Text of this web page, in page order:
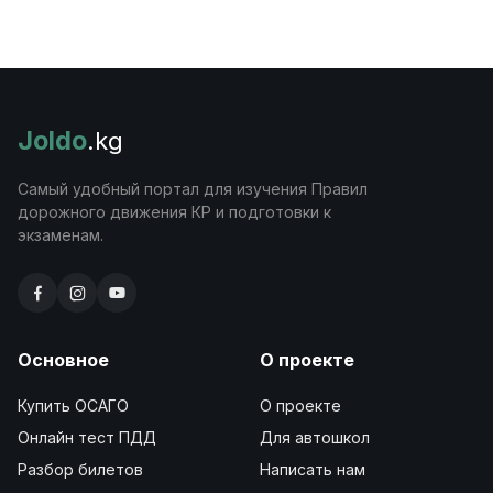
Joldo.kg
Самый удобный портал для изучения Правил
дорожного движения КР и подготовки к
экзаменам.
Основное
Купить ОСАГО
Онлайн тест ПДД
Разбор билетов
О проекте
О проекте
Для автошкол
Написать нам